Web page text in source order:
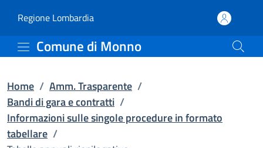
Tabelle annuali
Regione Lombardia(apre in un'altra scheda).
Comune di Monno
Home / Amm. Trasparente /
Bandi di gara e contratti /
Informazioni sulle singole procedure in formato
tabellare /